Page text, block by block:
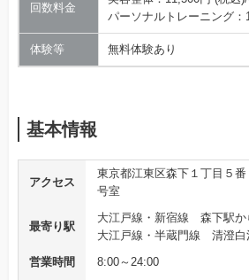
回数料金
パーソナルトレーニング：
体験等 無料体験あり
基本情報
アクセス
東京都江東区森下１丁目５
号室
最寄り駅
大江戸線・新宿線 森下駅か
大江戸線・半蔵門線 清澄白
営業時間
8:00～24:00